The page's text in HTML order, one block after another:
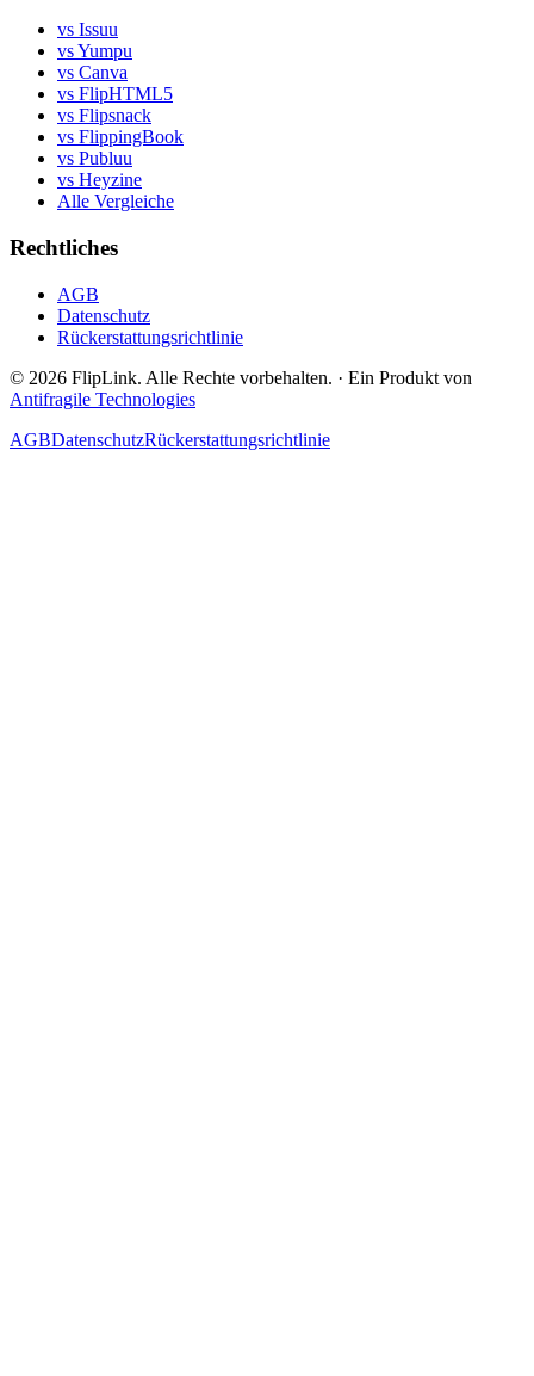
vs Issuu
vs Yumpu
vs Canva
vs FlipHTML5
vs Flipsnack
vs FlippingBook
vs Publuu
vs Heyzine
Alle Vergleiche
Rechtliches
AGB
Datenschutz
Rückerstattungsrichtlinie
© 2026 FlipLink. Alle Rechte vorbehalten. · Ein Produkt von
Antifragile Technologies
AGBDatenschutzRückerstattungsrichtlinie